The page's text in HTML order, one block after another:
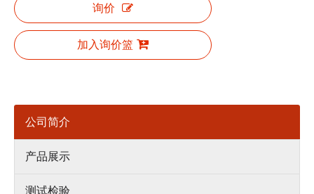
询价
加入询价篮
公司简介
产品展示
测试检验